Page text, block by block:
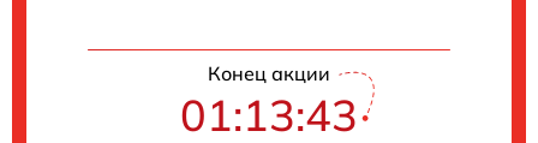
Конец акции
01:13:42